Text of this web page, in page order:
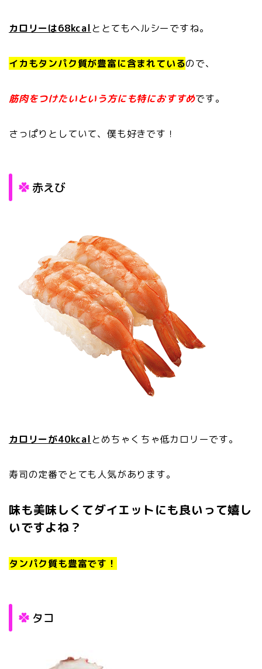
カロリーは68kcalととてもヘルシーですね。
イカもタンパク質が豊富に含まれているので、
筋肉をつけたいという方にも特におすすめです。
さっぱりとしていて、僕も好きです！
赤えび
カロリーが40kcalとめちゃくちゃ低カロリーです。
寿司の定番でとても人気があります。
味も美味しくてダイエットにも良いって嬉し
いですよね？
タンパク質も豊富です！
タコ